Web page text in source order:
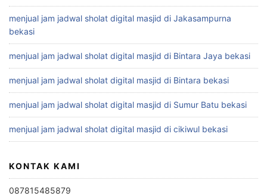
menjual jam jadwal sholat digital masjid di Jakasampurna
bekasi
menjual jam jadwal sholat digital masjid di Bintara Jaya bekasi
menjual jam jadwal sholat digital masjid di Bintara bekasi
menjual jam jadwal sholat digital masjid di Sumur Batu bekasi
menjual jam jadwal sholat digital masjid di cikiwul bekasi
KONTAK KAMI
087815485879